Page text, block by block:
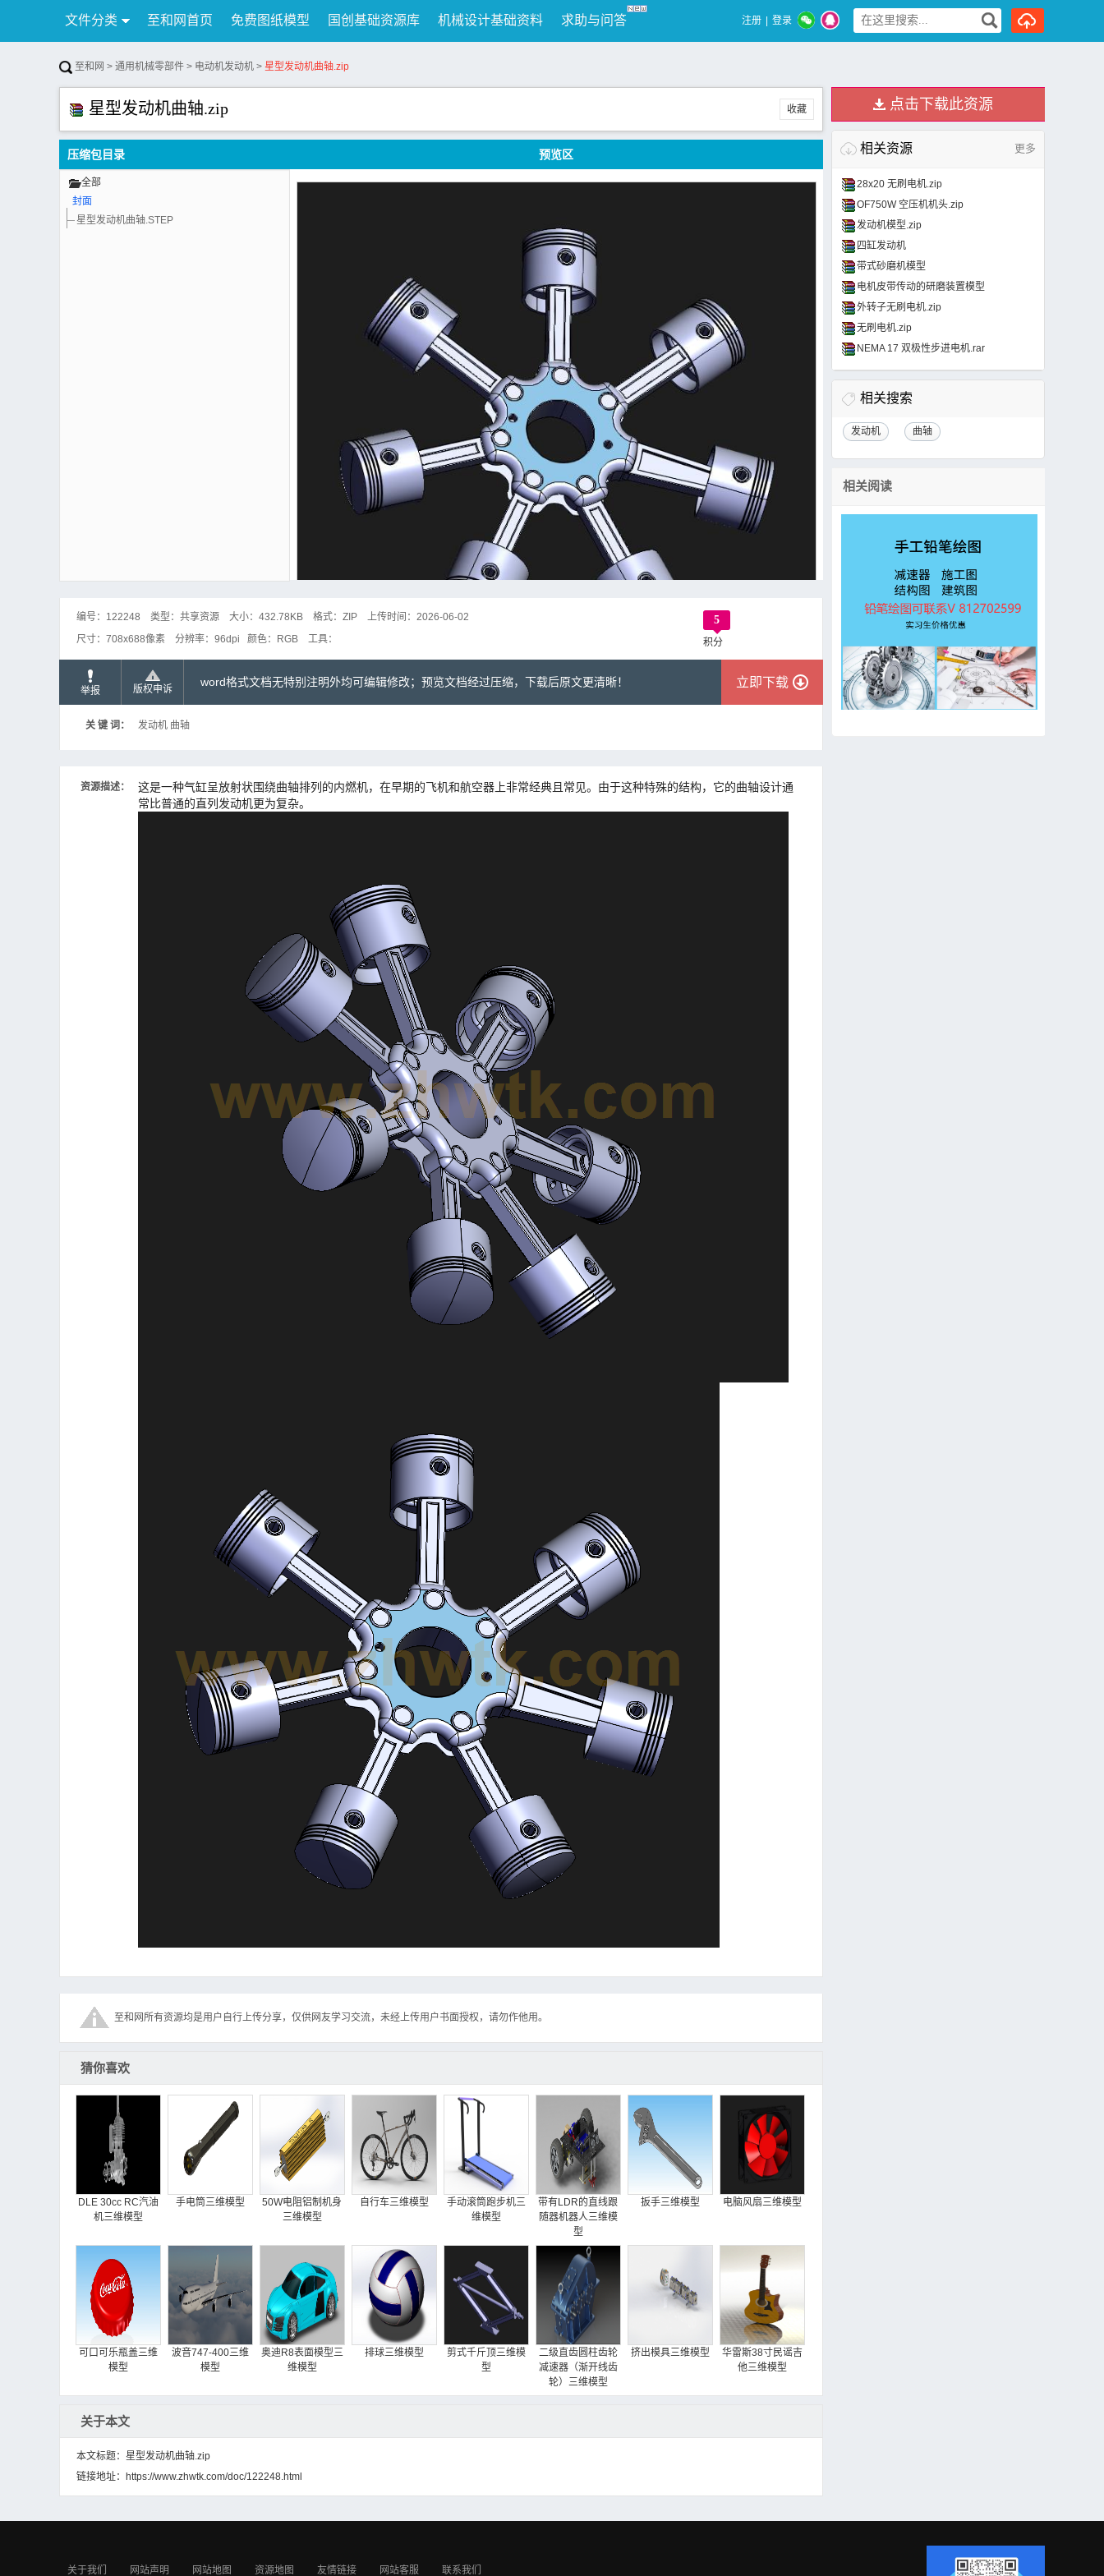
文件分类 至和网首页 免费图纸模型 国创基础资源库 机械设计基础资料 求助与问答
行业资讯 公告 联系我们
注册 登录
至和网 > 通用机械零部件 > 电动机发动机 > 星型发动机曲轴.zip
星型发动机曲轴.zip 收藏
压缩包目录 预览区
全部
封面
星型发动机曲轴.STEP
编号： 122248 类型： 共享资源 大小： 432.78KB 格式： ZIP 上传时间： 2026-06-02
尺寸： 708x688像素 分辨率： 96dpi 颜色： RGB 工具：
5
积分
举报 版权申诉
word格式文档无特别注明外均可编辑修改；预览文档经过压缩，下载后原文更清晰！ 立即下载
关 键 词： 发动机 曲轴
资源描述：
这是一种气缸呈放射状围绕曲轴排列的内燃机，在早期的飞机和航空器上非常经典且常见。由于这种特殊的结构，它的曲轴设计通
常比普通的直列发动机更为复杂。
至和网所有资源均是用户自行上传分享，仅供网友学习交流，未经上传用户书面授权，请勿作他用。
猜你喜欢
DLE 30cc RC汽油
机三维模型
手电筒三维模型
50W电阻铝制机身
三维模型
自行车三维模型
手动滚筒跑步机三
维模型
带有LDR的直线跟
随器机器人三维模
型
扳手三维模型 电脑风扇三维模型
可口可乐瓶盖三维
模型
波音747-400三维
模型
奥迪R8表面模型三
维模型
排球三维模型
剪式千斤顶三维模
型
二级直齿圆柱齿轮
减速器（渐开线齿
轮）三维模型
挤出模具三维模型
华雷斯38寸民谣吉
他三维模型
关于本文
本文标题：星型发动机曲轴.zip
链接地址： https://www.zhwtk.com/doc/122248.html
点击下载此资源
相关资源 更多
28x20 无刷电机.zip
OF750W 空压机机头.zip
发动机模型.zip
四缸发动机
带式砂磨机模型
电机皮带传动的研磨装置模型
外转子无刷电机.zip
无刷电机.zip
NEMA 17 双极性步进电机.rar
相关搜索
发动机 曲轴
相关阅读
关于我们 网站声明 网站地图 资源地图 友情链接 网站客服 联系我们